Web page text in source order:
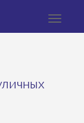
Toggle